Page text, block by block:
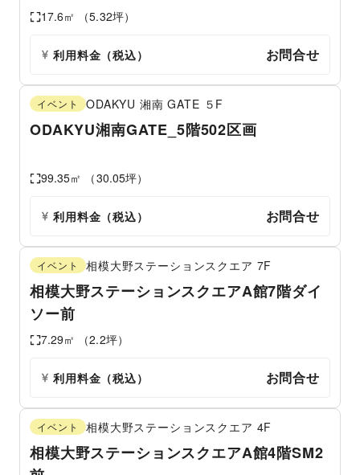
17.6㎡ （5.32坪）
利用料金（税込） お問合せ
イベント ODAKYU 湘南 GATE ５F
ODAKYU湘南GATE_5階502区画
99.35㎡ （30.05坪）
利用料金（税込） お問合せ
イベント 相模大野ステーションスクエア 7F
相模大野ステーションスクエアA館7階ダイ
ソー前
7.29㎡ （2.2坪）
利用料金（税込） お問合せ
イベント 相模大野ステーションスクエア 4F
相模大野ステーションスクエアA館4階SM2